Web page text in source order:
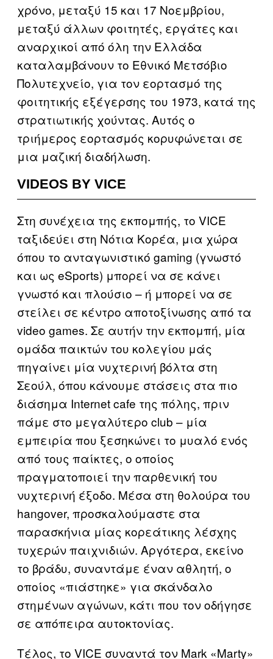
χρόνο, μεταξύ 15 και 17 Νοεμβρίου,
μεταξύ άλλων φοιτητές, εργάτες και
αναρχικοί από όλη την Ελλάδα
καταλαμβάνουν το Εθνικό Μετσόβιο
Πολυτεχνείο, για τον εορτασμό της
φοιτητικής εξέγερσης του 1973, κατά της
στρατιωτικής χούντας. Αυτός ο
τριήμερος εορτασμός κορυφώνεται σε
μια μαζική διαδήλωση.
VIDEOS BY VICE
Στη συνέχεια της εκπομπής, το VICE
ταξιδεύει στη Νότια Κορέα, μια χώρα
όπου το ανταγωνιστικό gaming (γνωστό
και ως eSports) μπορεί να σε κάνει
γνωστό και πλούσιο – ή μπορεί να σε
στείλει σε κέντρο αποτοξίνωσης από τα
video games. Σε αυτήν την εκπομπή, μία
ομάδα παικτών του κολεγίου μάς
πηγαίνει μία νυχτερινή βόλτα στη
Σεούλ, όπου κάνουμε στάσεις στα πιο
διάσημα Internet cafe της πόλης, πριν
πάμε στο μεγαλύτερο club – μία
εμπειρία που ξεσηκώνει το μυαλό ενός
από τους παίκτες, ο οποίος
πραγματοποιεί την παρθενική του
νυχτερινή έξοδο. Μέσα στη θολούρα του
hangover, προσκαλούμαστε στα
παρασκήνια μίας κορεάτικης λέσχης
τυχερών παιχνιδιών. Αργότερα, εκείνο
το βράδυ, συναντάμε έναν αθλητή, ο
οποίος «πιάστηκε» για σκάνδαλο
στημένων αγώνων, κάτι που τον οδήγησε
σε απόπειρα αυτοκτονίας.
Τέλος, το VICE συναντά τον Mark «Marty»